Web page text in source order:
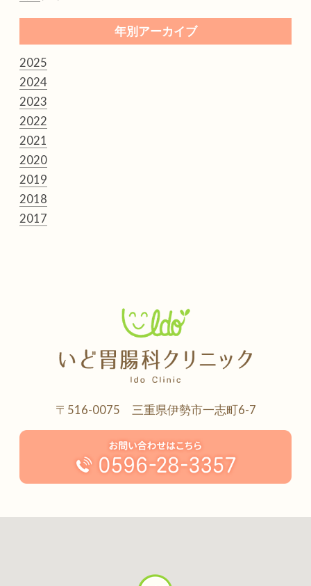
年別アーカイブ
2025
2024
2023
2022
2021
2020
2019
2018
2017
〒516-0075 三重県伊勢市一志町6-7